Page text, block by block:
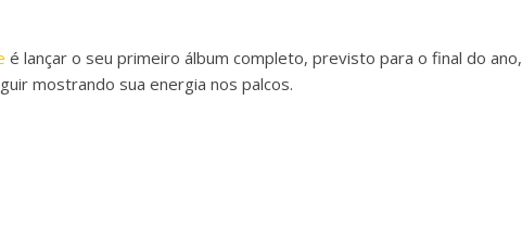
é lançar o seu primeiro álbum completo, previsto para o final do ano,
mostrando sua energia nos palcos.